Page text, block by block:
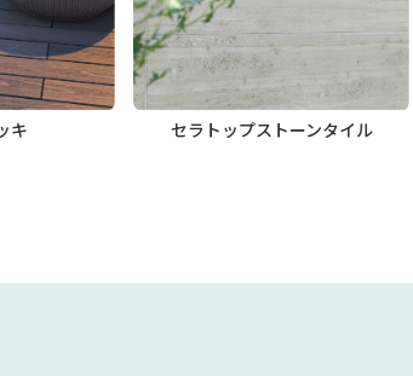
キ セラトップストーンタイル